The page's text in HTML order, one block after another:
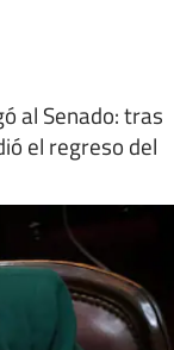
al Senado: tras
el regreso del